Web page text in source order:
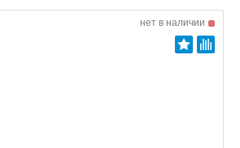
нет в наличии